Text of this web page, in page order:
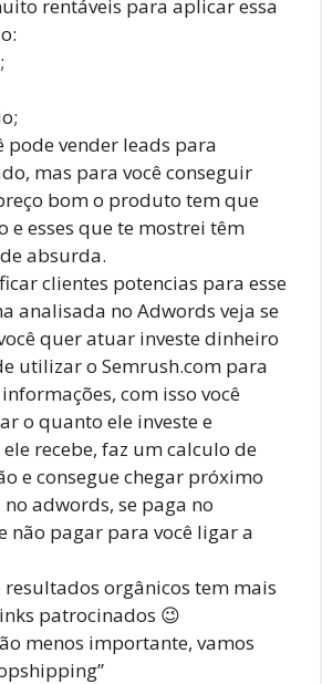
rentáveis para aplicar essa
pode vender leads para
mas para você conseguir
bom o produto tem que
e esses que te mostrei têm
absurda.
clientes potencias para esse
analisada no Adwords veja se
quer atuar investe dinheiro
utilizar o Semrush.com para
com isso você
o quanto ele investe e
recebe, faz um calculo de
e consegue chegar próximo
adwords, se paga no
não pagar para você ligar a
orgânicos tem mais
patrocinados 😉
menos importante, vamos